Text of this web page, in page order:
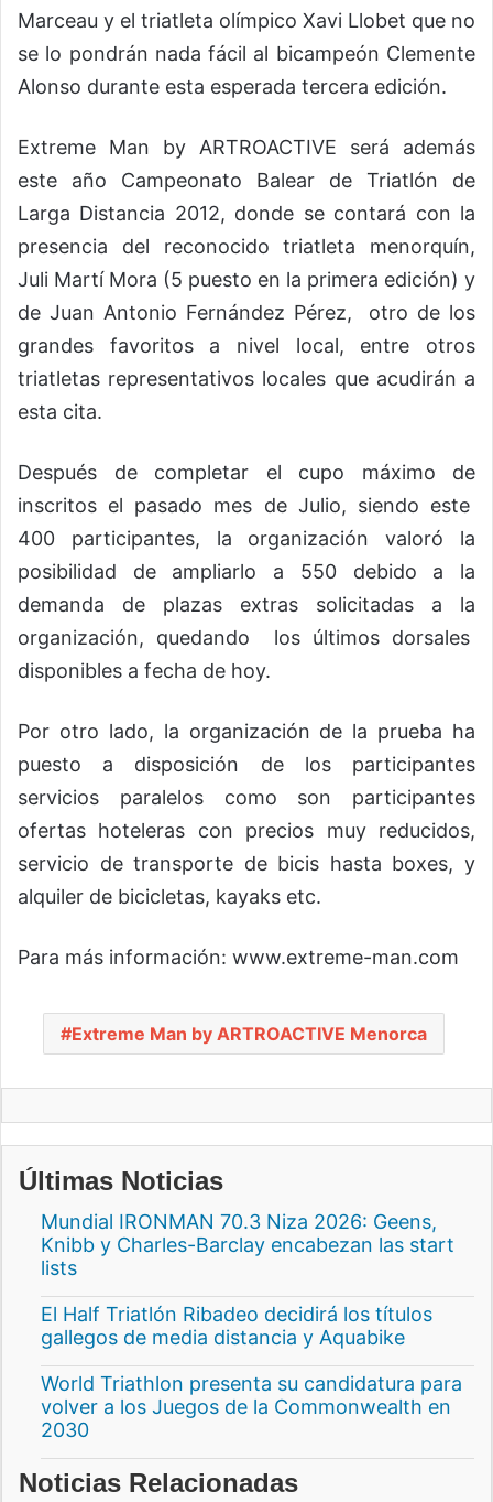
Marceau y el triatleta olímpico Xavi Llobet que no
se lo pondrán nada fácil al bicampeón Clemente
Alonso durante esta esperada tercera edición.
Extreme Man by ARTROACTIVE será además
este año Campeonato Balear de Triatlón de
Larga Distancia 2012, donde se contará con la
presencia del reconocido triatleta menorquín,
Juli Martí Mora (5 puesto en la primera edición) y
de Juan Antonio Fernández Pérez, otro de los
grandes favoritos a nivel local, entre otros
triatletas representativos locales que acudirán a
esta cita.
Después de completar el cupo máximo de
inscritos el pasado mes de Julio, siendo este
400 participantes, la organización valoró la
posibilidad de ampliarlo a 550 debido a la
demanda de plazas extras solicitadas a la
organización, quedando los últimos dorsales
disponibles a fecha de hoy.
Por otro lado, la organización de la prueba ha
puesto a disposición de los participantes
servicios paralelos como son participantes
ofertas hoteleras con precios muy reducidos,
servicio de transporte de bicis hasta boxes, y
alquiler de bicicletas, kayaks etc.
Para más información: www.extreme-man.com
Extreme Man by ARTROACTIVE Menorca
Últimas Noticias
Mundial IRONMAN 70.3 Niza 2026: Geens,
Knibb y Charles-Barclay encabezan las start
lists
El Half Triatlón Ribadeo decidirá los títulos
gallegos de media distancia y Aquabike
World Triathlon presenta su candidatura para
volver a los Juegos de la Commonwealth en
2030
Noticias Relacionadas